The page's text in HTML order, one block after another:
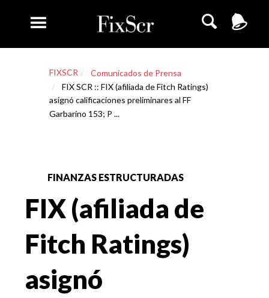
FIXSCR
Comunicados de Prensa
FIX SCR :: FIX (afiliada de Fitch Ratings)
asignó calificaciones preliminares al FF
Garbarino 153; P ...
FINANZAS ESTRUCTURADAS
FIX (afiliada de
Fitch Ratings)
asignó